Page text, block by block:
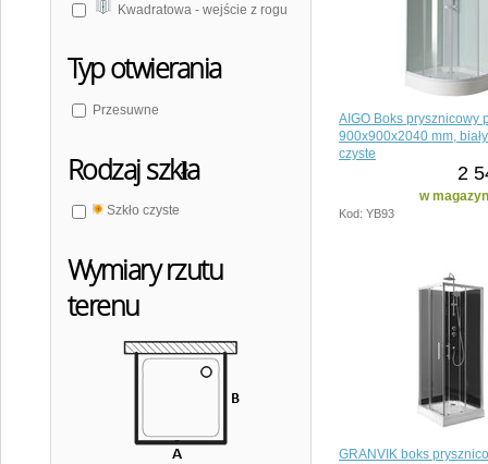
Kwadratowa - wejście z rogu
Typ otwierania
Przesuwne
Rodzaj szkła
Szkło czyste
Wymiary rzutu
terenu
AIGO Boks prysznicowy
900x900x2040 mm,
czyste
2
w
Kod: YB93
GRANVIK boks